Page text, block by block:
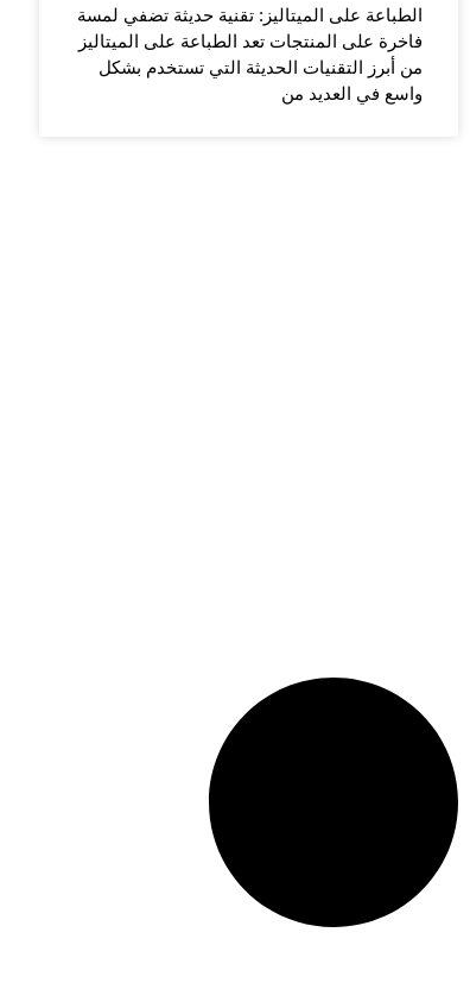
الطباعة على الميتاليز: تقنية حديثة تضفي لمسة
فاخرة على المنتجات تعد الطباعة على الميتاليز
من أبرز التقنيات الحديثة التي تستخدم بشكل
واسع في العديد من